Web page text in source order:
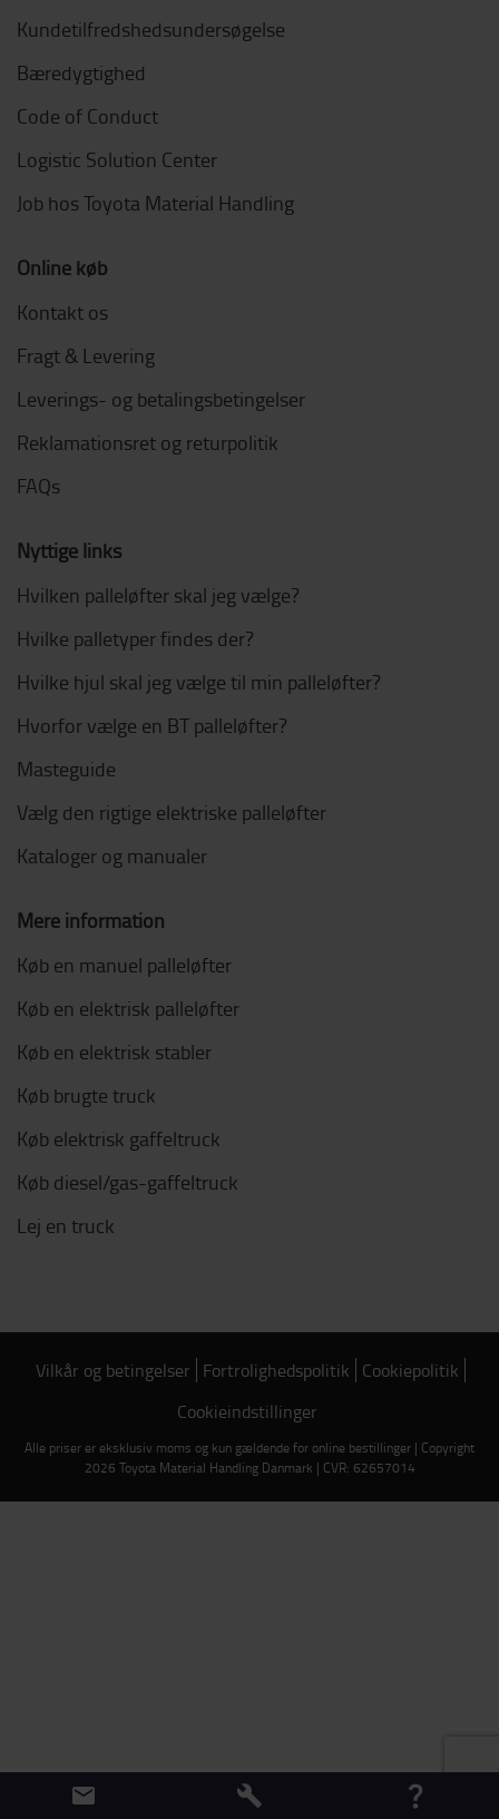
Kundetilfredshedsundersøgelse
Bæredygtighed
Code of Conduct
Logistic Solution Center
Job hos Toyota Material Handling
Online køb
Kontakt os
Fragt & Levering
Leverings- og betalingsbetingelser
Reklamationsret og returpolitik
FAQs
Nyttige links
Hvilken palleløfter skal jeg vælge?
Hvilke palletyper findes der?
Hvilke hjul skal jeg vælge til min palleløfter?
Hvorfor vælge en BT palleløfter?
Masteguide
Vælg den rigtige elektriske palleløfter
Kataloger og manualer
Mere information
Køb en manuel palleløfter
Køb en elektrisk palleløfter
Køb en elektrisk stabler
Køb brugte truck
Køb elektrisk gaffeltruck
Køb diesel/gas-gaffeltruck
Lej en truck
Vilkår og betingelser Fortrolighedspolitik Cookiepolitik
Cookieindstillinger
Alle priser er eksklusiv moms og kun gældende for online bestillinger | Copyright
2026 Toyota Material Handling Danmark | CVR: 62657014